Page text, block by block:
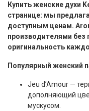
Купить женские духи
странице: мы
доступным ценам.
производителями без
оригинальность
Популярный женский
Jeu d’Amour —
дополняющий
мускусом.